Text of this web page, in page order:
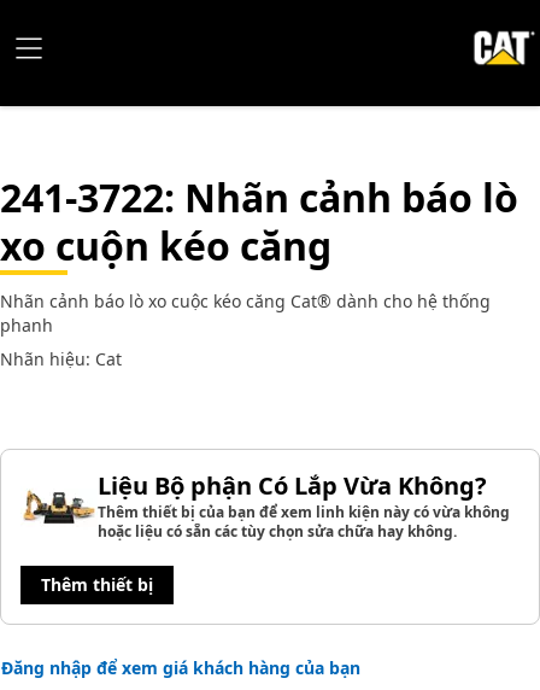
241-3722: Nhãn cảnh báo lò
xo cuộn kéo căng
Nhãn cảnh báo lò xo cuộc kéo căng Cat® dành cho hệ thống
phanh
Nhãn hiệu: Cat
Liệu Bộ phận Có Lắp Vừa Không?
Thêm thiết bị của bạn để xem linh kiện này có vừa không
hoặc liệu có sẵn các tùy chọn sửa chữa hay không.
Thêm thiết bị
Đăng nhập để xem giá khách hàng của bạn